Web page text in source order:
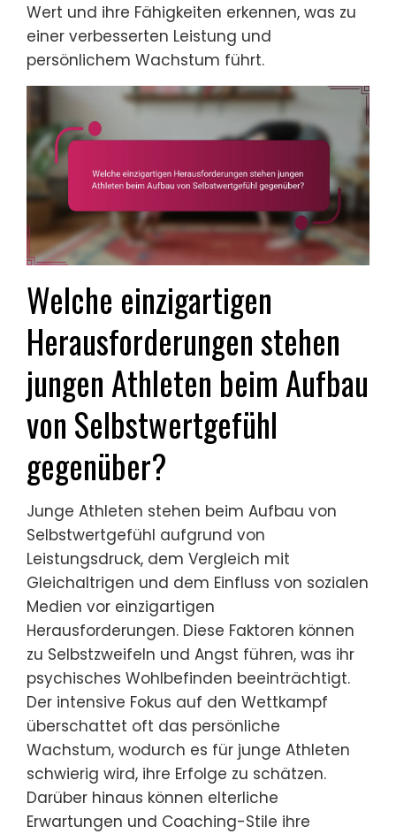
Wert und ihre Fähigkeiten erkennen, was zu
einer verbesserten Leistung und
persönlichem Wachstum führt.
Welche einzigartigen
Herausforderungen stehen
jungen Athleten beim Aufbau
von Selbstwertgefühl
gegenüber?
Junge Athleten stehen beim Aufbau von
Selbstwertgefühl aufgrund von
Leistungsdruck, dem Vergleich mit
Gleichaltrigen und dem Einfluss von sozialen
Medien vor einzigartigen
Herausforderungen. Diese Faktoren können
zu Selbstzweifeln und Angst führen, was ihr
psychisches Wohlbefinden beeinträchtigt.
Der intensive Fokus auf den Wettkampf
überschattet oft das persönliche
Wachstum, wodurch es für junge Athleten
schwierig wird, ihre Erfolge zu schätzen.
Darüber hinaus können elterliche
Erwartungen und Coaching-Stile ihre